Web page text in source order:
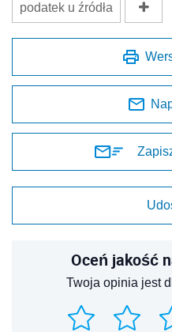
podatek u źródła
Oceń jakość
Twoja opinia jest